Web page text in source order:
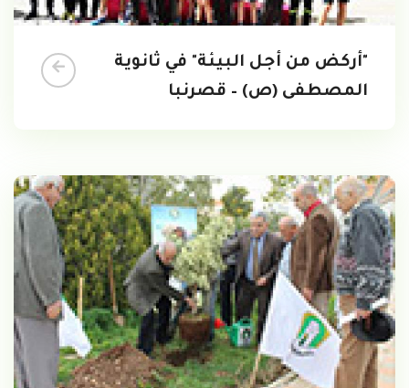
"أركض من أجل البيئة" في ثانوية
المصطفى (ص) – قصرنبا